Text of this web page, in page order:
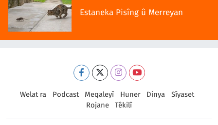
Estaneka Pisîng û Merreyan
Welat ra Podcast Meqaleyî Huner Dinya
Sîyaset
Rojane
Têkilî